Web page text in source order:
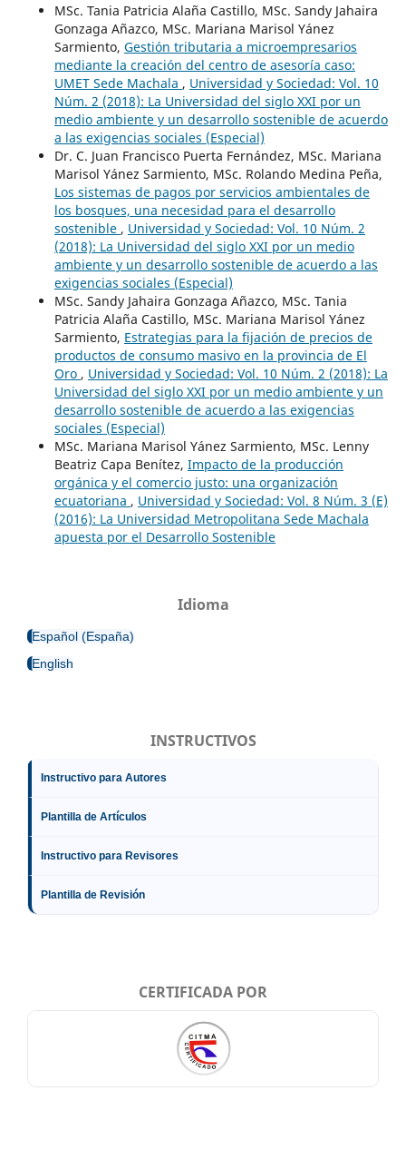
MSc. Tania Patricia Alaña Castillo, MSc. Sandy Jahaira
Gonzaga Añazco, MSc. Mariana Marisol Yánez
Sarmiento, Gestión tributaria a microempresarios
mediante la creación del centro de asesoría caso:
UMET Sede Machala , Universidad y Sociedad: Vol. 10
Núm. 2 (2018): La Universidad del siglo XXI por un
medio ambiente y un desarrollo sostenible de acuerdo
a las exigencias sociales (Especial)
Dr. C. Juan Francisco Puerta Fernández, MSc. Mariana
Marisol Yánez Sarmiento, MSc. Rolando Medina Peña,
Los sistemas de pagos por servicios ambientales de
los bosques, una necesidad para el desarrollo
sostenible , Universidad y Sociedad: Vol. 10 Núm. 2
(2018): La Universidad del siglo XXI por un medio
ambiente y un desarrollo sostenible de acuerdo a las
exigencias sociales (Especial)
MSc. Sandy Jahaira Gonzaga Añazco, MSc. Tania
Patricia Alaña Castillo, MSc. Mariana Marisol Yánez
Sarmiento, Estrategias para la fijación de precios de
productos de consumo masivo en la provincia de El
Oro , Universidad y Sociedad: Vol. 10 Núm. 2 (2018): La
Universidad del siglo XXI por un medio ambiente y un
desarrollo sostenible de acuerdo a las exigencias
sociales (Especial)
MSc. Mariana Marisol Yánez Sarmiento, MSc. Lenny
Beatriz Capa Benítez, Impacto de la producción
orgánica y el comercio justo: una organización
ecuatoriana , Universidad y Sociedad: Vol. 8 Núm. 3 (E)
(2016): La Universidad Metropolitana Sede Machala
apuesta por el Desarrollo Sostenible
Idioma
Español (España)
English
INSTRUCTIVOS
Instructivo para Autores
Plantilla de Artículos
Instructivo para Revisores
Plantilla de Revisión
CERTIFICADA POR